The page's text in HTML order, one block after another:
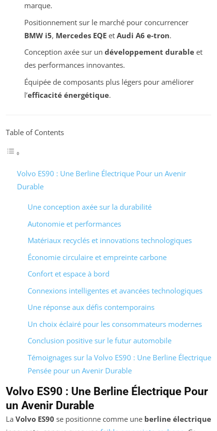
marque.
Positionnement sur le marché pour concurrencer
BMW i5, Mercedes EQEet Audi A6 e-tron.
Conception axée sur un développement durableet
des performances innovantes.
Équipée de composants plus légers pour améliorer
l’efficacité énergétique.
Table of Contents
Volvo ES90 : Une Berline Électrique Pour un Avenir
Durable
Une conception axée sur la durabilité
Autonomie et performances
Matériaux recyclés et innovations technologiques
Économie circulaire et empreinte carbone
Confort et espace à bord
Connexions intelligentes et avancées technologiques
Une réponse aux défis contemporains
Un choix éclairé pour les consommateurs modernes
Conclusion positive sur le futur automobile
Témoignages sur la Volvo ES90 : Une Berline Électrique
Pensée pour un Avenir Durable
Volvo ES90 : Une Berline Électrique Pour
un Avenir Durable
La Volvo ES90 se positionne comme une berline électrique